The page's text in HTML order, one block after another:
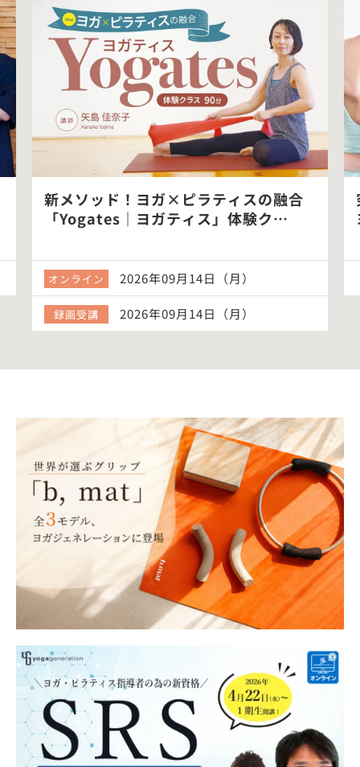
新メソッド！ヨガ×ピラティスの融合
「Yogates｜ヨガティス」体験ク…
オンライン 2026年09月14日（月）
録画受講 2026年09月14日（月）